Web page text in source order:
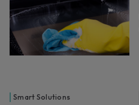
Smart Solutions